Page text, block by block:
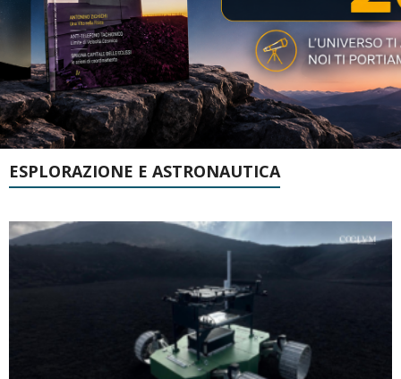
ESPLORAZIONE E ASTRONAUTICA